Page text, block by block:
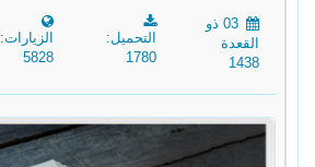
03 ذو
القعدة
1438
التحميل:
1780
الزيارات:
5828